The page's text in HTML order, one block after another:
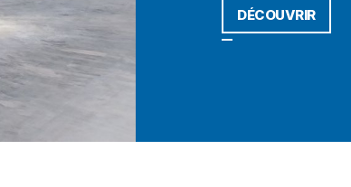
DÉCOUVRIR